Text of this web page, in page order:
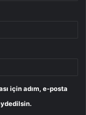
için adım, e-posta